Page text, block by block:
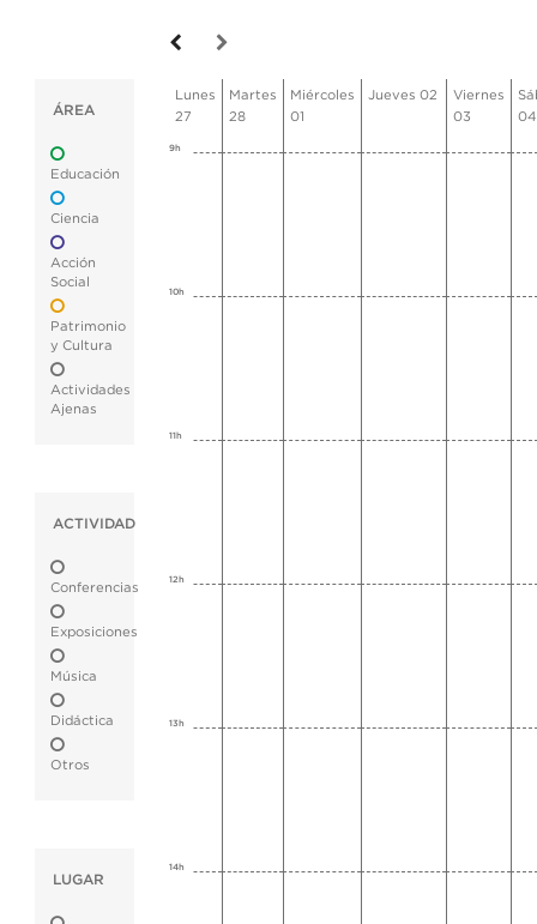
ÁREA
Educación
Ciencia
Acción
Social
Patrimonio
y Cultura
Actividades
Ajenas
ACTIVIDAD
Conferencias
Exposiciones
Música
Didáctica
Otros
LUGAR
Lunes
27
Martes
28
Miércoles
01
Jueves 02
Viernes
03
04
9h
10h
11h
12h
13h
14h